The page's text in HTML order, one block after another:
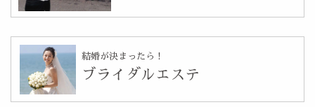
結婚が決まったら！
ブライダルエステ